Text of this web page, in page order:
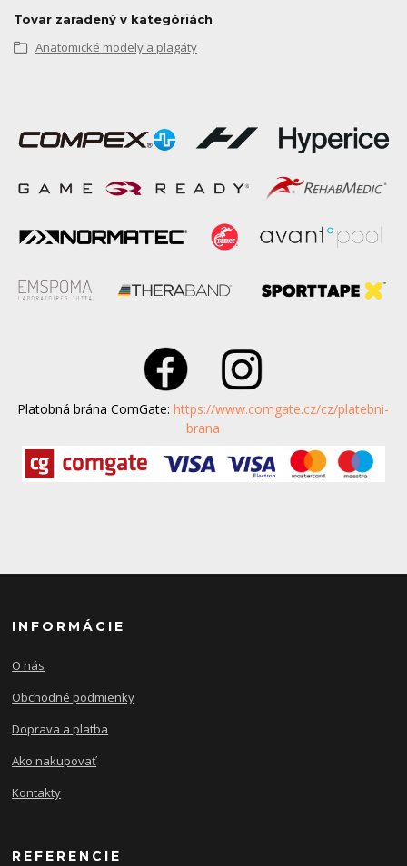
Tovar zaradený v kategóriách
Anatomické modely a plagáty
Platobná brána ComGate:https://www.comgate.cz/cz/platebni-
brana
INFORMÁCIE
O nás
Obchodné podmienky
Doprava a platba
Ako nakupovať
Kontakty
REFERENCIE